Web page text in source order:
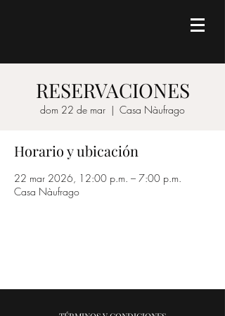
RESERVACIONES
dom 22 de mar
  |
Casa Nàufrago
Horario y ubicación
22 mar 2026, 12:00 p.m. – 7:00 p.m.
Casa Nàufrago